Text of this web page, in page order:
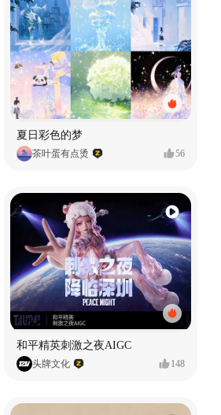
夏日彩色的梦
茶叶蛋有点烫 56
和平精英刺激之夜AIGC
头牌文化 148